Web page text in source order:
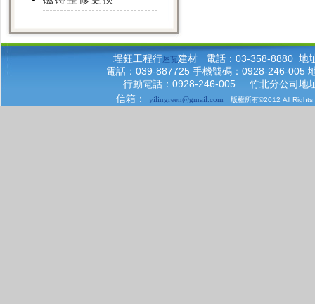
埕鈺工程行屋瓦建材 電話：03-358-8880 地
電話：039-887725 手機號碼：0928-246-005
行動電話：0928-246-005 竹北分公司地
信箱：
yilingreen@gmail.com 版權所有©2012 All